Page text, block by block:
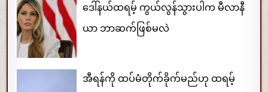
ဒေါ်နယ်ထရမ့် ကွယ်လွန်သွားပါက မီလာနီ
ယာ ဘာဆက်ဖြစ်မလဲ
အီရန်ကို ထပ်မံတိုက်ခိုက်မည်ဟု ထရမ့်